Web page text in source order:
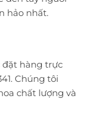
hảo nhất.
đặt hàng trực
Chúng tôi
chất lượng và